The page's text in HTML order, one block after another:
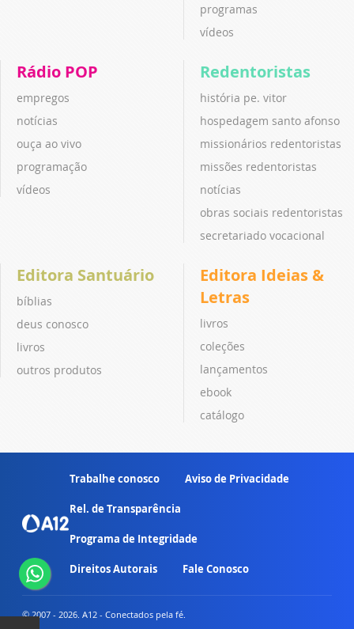
programas
vídeos
Rádio POP
empregos
notícias
ouça ao vivo
programação
vídeos
Redentoristas
história pe. vitor
hospedagem santo afonso
missionários redentoristas
missões redentoristas
notícias
obras sociais redentoristas
secretariado vocacional
Editora Santuário
bíblias
deus conosco
livros
outros produtos
Editora Ideias &
Letras
livros
coleções
lançamentos
ebook
catálogo
Trabalhe conosco Aviso de Privacidade
Rel. de Transparência
Programa de Integridade
Direitos Autorais Fale Conosco
© 2007 - 2026. A12 - Conectados pela fé.